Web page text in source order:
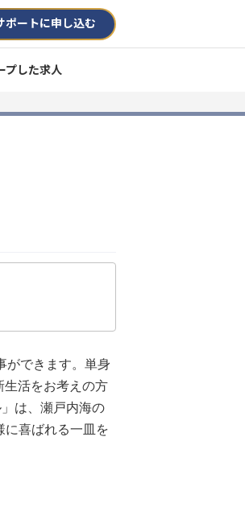
ポートに申し込む
プした求人
ができます。単⾝
生活をお考えの方
は、瀬戸内海の
に喜ばれる一皿を